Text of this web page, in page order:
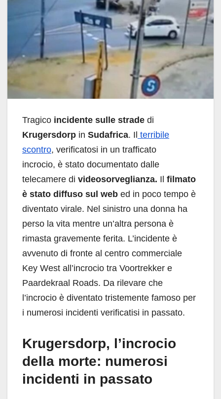
Tragico incidente sulle strade di
Krugersdorp in Sudafrica. Il terribile
scontro, verificatosi in un trafficato
incrocio, è stato documentato dalle
telecamere di videosorveglianza. Il filmato
è stato diffuso sul web ed in poco tempo è
diventato virale. Nel sinistro una donna ha
perso la vita mentre un’altra persona è
rimasta gravemente ferita. L’incidente è
avvenuto di fronte al centro commerciale
Key West all’incrocio tra Voortrekker e
Paardekraal Roads. Da rilevare che
l’incrocio è diventato tristemente famoso per
i numerosi incidenti verificatisi in passato.
Krugersdorp, l’incrocio
della morte: numerosi
incidenti in passato